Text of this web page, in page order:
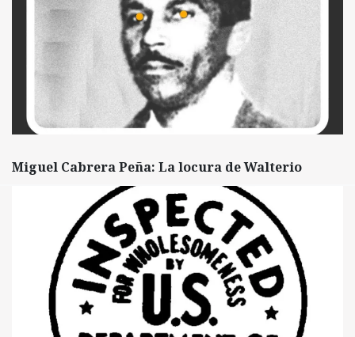
Miguel Cabrera Peña: La locura de Walterio